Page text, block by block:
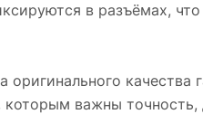
в разъёмах,
важны